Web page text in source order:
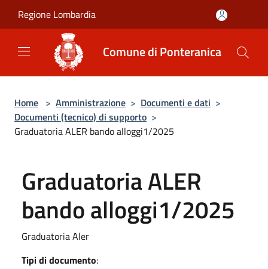
Regione Lombardia
Comune di Ponteranica
Home > Amministrazione > Documenti e dati >
Documenti (tecnico) di supporto >
Graduatoria ALER bando alloggi1/2025
Graduatoria ALER
bando alloggi1/2025
Graduatoria Aler
Tipi di documento: